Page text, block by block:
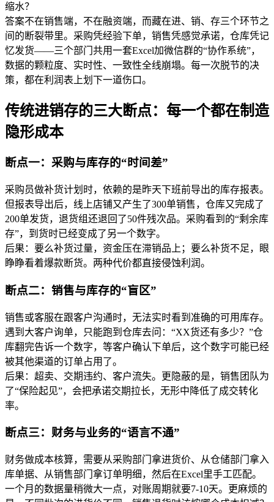
缩水？
答案不在销售端，不在融资端，而藏在进、销、存三个环节之
间的断裂带里。采购凭经验下单，销售凭感觉承诺，仓库凭记
忆发货——三个部门共用一套Excel加微信群的“协作系统”，
数据的颗粒度、实时性、一致性全线崩塌。每一次脱节的决
策，都在利润表上划下一道伤口。
传统进销存的三大断点：每一个都在制造
隐形成本
断点一：采购与库存的“时间差”
采购员做补货计划时，依赖的是昨天下班前导出的库存报表。
但报表导出后，线上店铺又产生了300单销售，仓库又完成了
200单发货，退货组还退回了50件残次品。采购看到的“剩余库
存”，到货时已经变成了另一个数字。
后果：要么补货过量，资金压在滞销品上；要么补货不足，眼
睁睁看着爆款断货。两种代价都直接侵蚀利润。
断点二：销售与库存的“盲区”
销售或客服在跟客户沟通时，无法实时看到准确的可用库存。
遇到大客户询单，只能跑到仓库去问：“XX货还有多少？”仓
库翻完告诉一个数字，等客户确认下单后，这个数字可能已经
被其他渠道的订单占用了。
后果：超卖、交期违约、客户流失。更隐蔽的是，销售团队为
了“保险起见”，会把承诺交期拉长，无形中降低了成交转化
率。
断点三：财务与业务的“语言不通”
财务做成本核算，需要从采购部门拿进货价、从仓储部门拿入
库单据、从销售部门拿订单明细，然后在Excel里手工匹配。
一个月的数据量稍微大一点，对账周期就要7-10天。更麻烦的